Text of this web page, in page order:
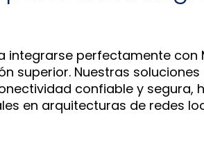
perfectamente con
superior. Nuestras
confiable y segura,
en arquitecturas de redes